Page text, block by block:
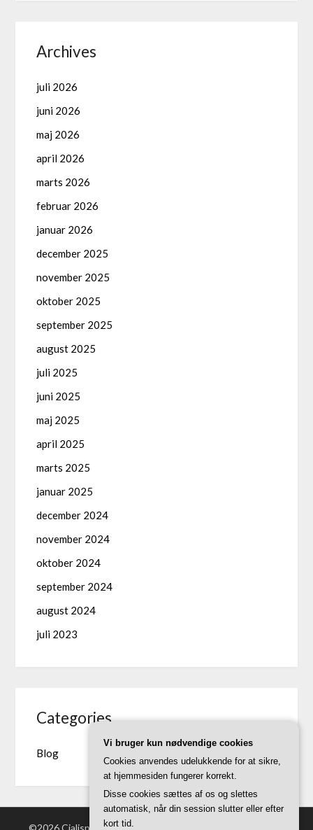
Archives
juli 2026
juni 2026
maj 2026
april 2026
marts 2026
februar 2026
januar 2026
december 2025
november 2025
oktober 2025
september 2025
august 2025
juli 2025
juni 2025
maj 2025
april 2025
marts 2025
januar 2025
december 2024
november 2024
oktober 2024
september 2024
august 2024
juli 2023
Categories
Blog
©2026 Cialispriser.dk| Powered by WordPress and
Vi bruger kun nødvendige cookies
Cookies anvendes udelukkende for at sikre,
at hjemmesiden fungerer korrekt.
Disse cookies sættes af os og slettes
automatisk, når din session slutter eller efter
kort tid.